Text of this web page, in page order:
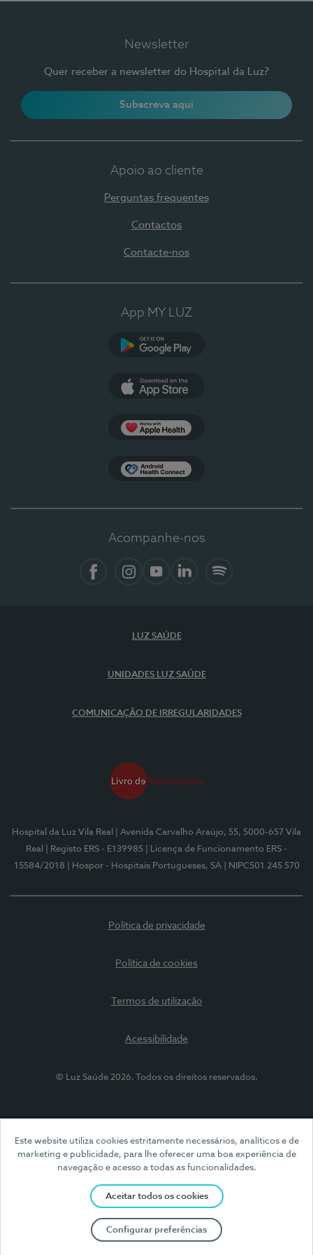
Este website utiliza cookies estritamente necessários, analíticos e de
marketing e publicidade, para lhe oferecer uma boa experiência de
navegação e acesso a todas as funcionalidades.
Aceitar todos os cookies
Configurar preferências
Newsletter
Quer receber a newsletter do Hospital da Luz?
Subscreva aqui
Apoio ao cliente
Perguntas frequentes
Contactos
Contacte-nos
App MY LUZ
Acompanhe-nos
LUZ SAÚDE
UNIDADES LUZ SAÚDE
COMUNICAÇÃO DE IRREGULARIDADES
Hospital da Luz Vila Real
| Avenida Carvalho Araújo, 55, 5000-657 Vila
Real
| Registo ERS - E139985
| Licença de Funcionamento ERS -
15584/2018
| Hospor - Hospitais Portugueses, SA | NIPC501 245 570
Política de privacidade
Política de cookies
Termos de utilização
Acessibilidade
© Luz Saúde 2026. Todos os direitos reservados.